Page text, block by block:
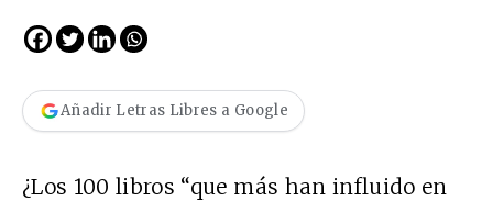
Añadir Letras Libres a Google
¿Los 100 libros “que más han influido en